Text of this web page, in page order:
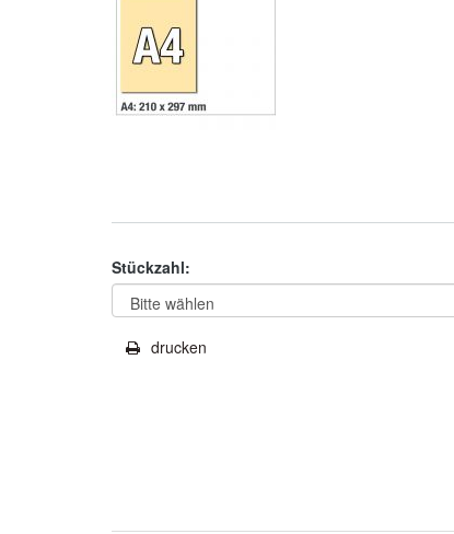
Stückzahl:
drucken